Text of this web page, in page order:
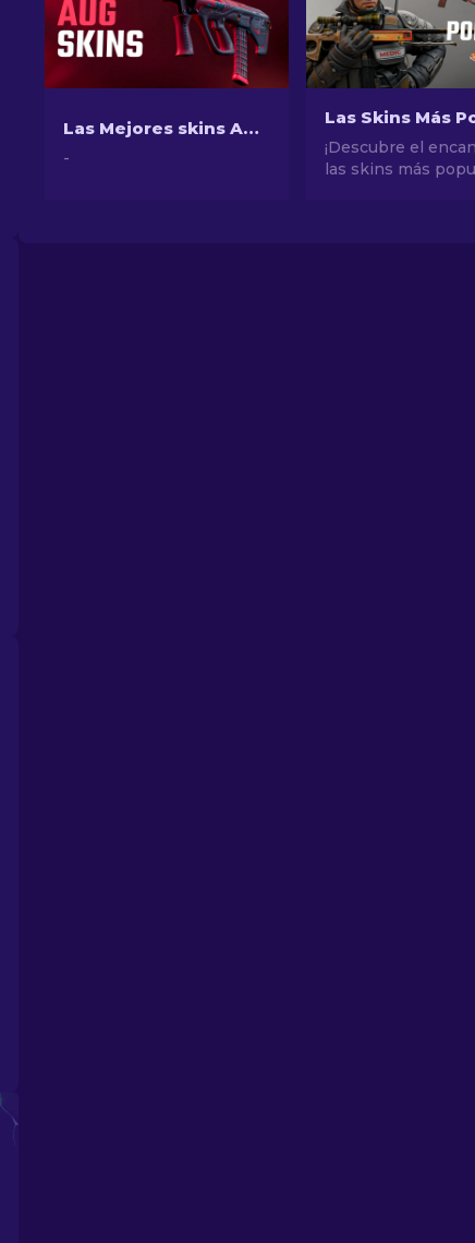
Las Mejores skins AUG CS2 en todos los precios [2026]
-
¡Descubre el
las skins más